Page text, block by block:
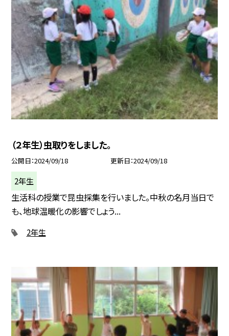
（２年生）虫取りをしました。
公開日 2024/09/18 更新日 2024/09/18
2年生
生活科の授業で昆虫採集を行いました。中秋の名月当日で
も、地球温暖化の影響でしょう...
2年生